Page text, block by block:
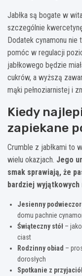
Jabłka są bogate w
szczególnie
Dodatek cynamonu nie
pomóc w regulacji
jabłkowego będzie
cukrów, a wyższą
mąki pełnoziarnistej i
Kiedy
zapiekane
Crumble z jabłkami to
wielu okazjach. Jego
smak sprawiają, że
bardziej wyjątkowych
Jesienny
domu pachnie
Świąteczny stół –
ciast
Rodzinny obiad –
dorosłych
Spotkanie z